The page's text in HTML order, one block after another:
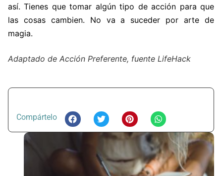
así. Tienes que tomar algún tipo de acción para que
las cosas cambien. No va a suceder por arte de
magia.
Adaptado de Acción Preferente, fuente LifeHack
Compártelo